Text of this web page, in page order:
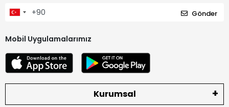
Gönder
Mobil Uygulamalarımız
Kurumsal